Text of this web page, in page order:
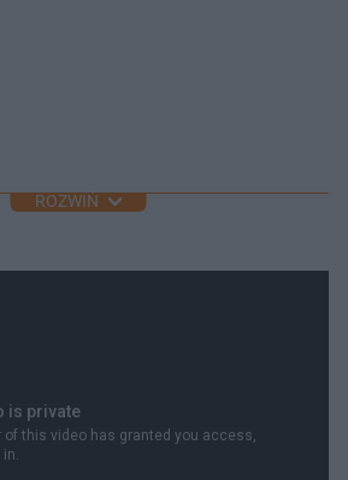
ROZWIŃ